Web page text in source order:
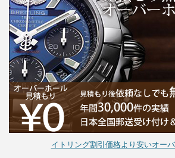
イトリング割引価格より安いオー